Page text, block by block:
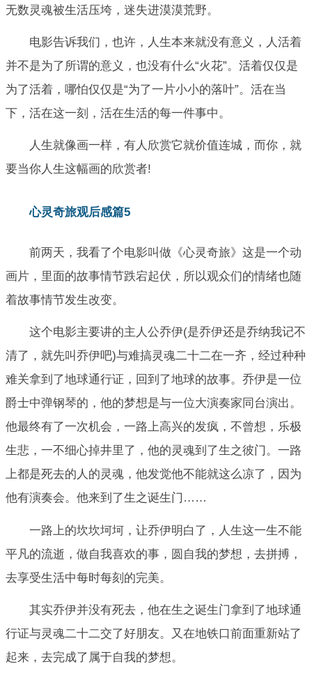
无数灵魂被生活压垮，迷失进漠漠荒野。
电影告诉我们，也许，人生本来就没有意义，人活着
并不是为了所谓的意义，也没有什么“火花”。活着仅仅是
为了活着，哪怕仅仅是“为了一片小小的落叶”。活在当
下，活在这一刻，活在生活的每一件事中。
人生就像画一样，有人欣赏它就价值连城，而你，就
要当你人生这幅画的欣赏者!
心灵奇旅观后感篇5
前两天，我看了个电影叫做《心灵奇旅》这是一个动
画片，里面的故事情节跌宕起伏，所以观众们的情绪也随
着故事情节发生改变。
这个电影主要讲的主人公乔伊(是乔伊还是乔纳我记不
清了，就先叫乔伊吧)与难搞灵魂二十二在一齐，经过种种
难关拿到了地球通行证，回到了地球的故事。乔伊是一位
爵士中弹钢琴的，他的梦想是与一位大演奏家同台演出。
他最终有了一次机会，一路上高兴的发疯，不曾想，乐极
生悲，一不细心掉井里了，他的灵魂到了生之彼门。一路
上都是死去的人的灵魂，他发觉他不能就这么凉了，因为
他有演奏会。他来到了生之诞生门……
一路上的坎坎坷坷，让乔伊明白了，人生这一生不能
平凡的流逝，做自我喜欢的事，圆自我的梦想，去拼搏，
去享受生活中每时每刻的完美。
其实乔伊并没有死去，他在生之诞生门拿到了地球通
行证与灵魂二十二交了好朋友。又在地铁口前面重新站了
起来，去完成了属于自我的梦想。